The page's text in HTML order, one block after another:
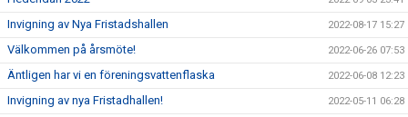
Invigning av Nya Fristadshallen 2022-08-17 15:27
Välkommen på årsmöte! 2022-06-26 07:53
Äntligen har vi en föreningsvattenflaska 2022-06-08 12:23
Invigning av nya Fristadhallen! 2022-05-11 06:28